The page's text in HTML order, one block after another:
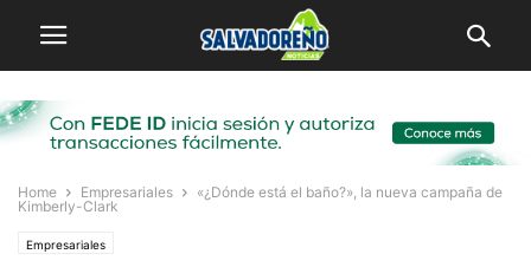
Home Empresariales
«¿Dónde está el baño?», la nueva campaña de
Kimberly-Clark
Empresariales